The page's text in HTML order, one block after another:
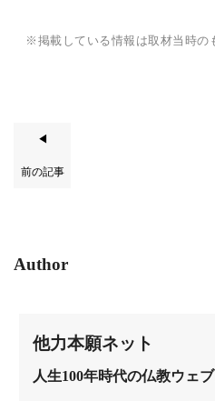
※掲載している情報は取材当時の
◀
前の記事
Author
他力本願ネット
人生100年時代の仏教ウェ